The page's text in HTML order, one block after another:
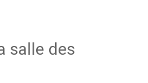
salle des